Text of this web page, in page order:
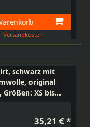
Versandkosten
schwarz mit
original
Größen: XS bis
35,21 € *